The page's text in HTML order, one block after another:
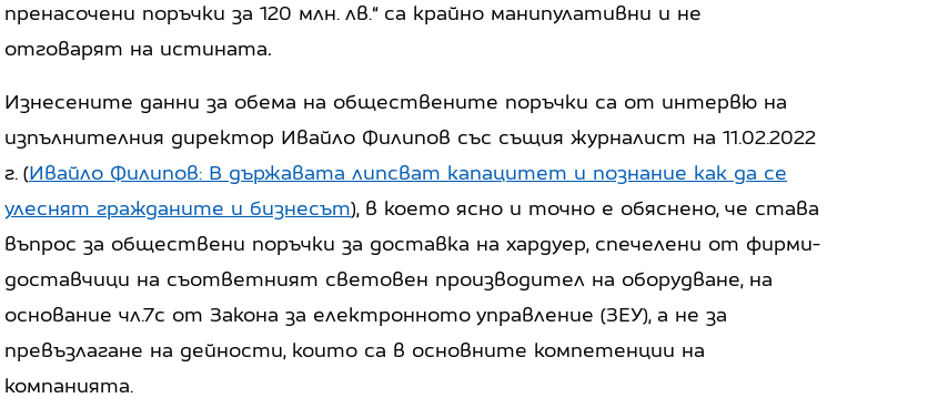
пренасочени поръчки за 120 млн. лв.“ са крайно манипулативни и не
отговарят на истината.
Изнесените данни за обема на обществените поръчки са от интервю на
изпълнителния директор Ивайло Филипов със същия журналист на 11.02.2022
г. (Ивайло Филипов: В държавата липсват капацитет и познание как да се
улеснят гражданите и бизнесът), в което ясно и точно е обяснено, че става
въпрос за обществени поръчки за доставка на хардуер, спечелени от фирми-
доставчици на съответният световен производител на оборудване, на
основание чл.7с от Закона за електронното управление (ЗЕУ), а не за
превъзлагане на дейности, които са в основните компетенции на
компанията.